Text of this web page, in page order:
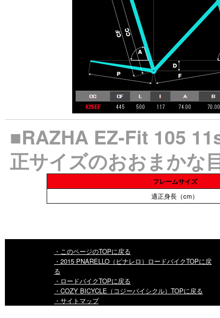
■RAZHA EZ-Fit 105
正サイズのおおまかな
フレームサイズ
適正身長（cm）
・このページのTOPに戻る
・2015 PNARELLO（ピナレロ）ロードバイクTOPに戻
る
・ロードバイクTOPに戻る
・COZY BICYCLE（コジーバイシクル）TOPに戻る
・サイトマップ